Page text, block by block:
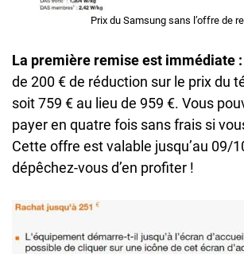
Prix du Samsung sans l’offre de
La première remise est immédiate :
de 200 € de réduction sur le prix du
soit 759 € au lieu de 959 €. Vous
payer en quatre fois sans frais si
Cette offre est valable jusqu’au 09/
dépêchez-vous d’en profiter !